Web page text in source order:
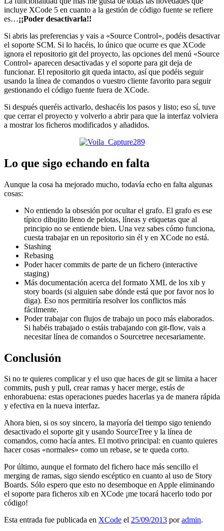
incluye XCode 5 en cuanto a la gestión de código fuente se refiere
es…¡¡Poder desactivarla!!
Si abris las preferencias y vais a «Source Control», podéis desactivar
el soporte SCM. Si lo hacéis, lo único que ocurre es que XCode
ignora el repositorio git del proyecto, las opciones del menú «Source
Control» aparecen desactivadas y el soporte para git deja de
funcionar. El repositorio git queda intacto, así que podéis seguir
usando la línea de comandos o vuestro cliente favorito para seguir
gestionando el código fuente fuera de XCode.
Si después queréis activarlo, deshacéis los pasos y listo; eso sí, tuve
que cerrar el proyecto y volverlo a abrir para que la interfaz volviera
a mostrar los ficheros modificados y añadidos.
Lo que sigo echando en falta
Aunque la cosa ha mejorado mucho, todavía echo en falta algunas
cosas:
No entiendo la obsesión por ocultar el grafo. El grafo es ese
típico dibujito lleno de pelotas, líneas y etiquetas que al
principio no se entiende bien. Una vez sabes cómo funciona,
cuesta trabajar en un repositorio sin él y en XCode no está.
Stashing
Rebasing
Poder hacer commits de parte de un fichero (interactive
staging)
Más documentación acerca del formato XML de los xib y
story boards (si alguien sabe dónde está que por favor nos lo
diga). Eso nos permitiría resolver los conflictos más
fácilmente.
Poder trabajar con flujos de trabajo un poco más elaborados.
Si habéis trabajado o estáis trabajando con git-flow, vais a
necesitar línea de comandos o Sourcetree necesariamente.
Conclusión
Si no te quieres complicar y el uso que haces de git se limita a hacer
commits, push y pull, crear ramas y hacer merge, estás de
enhorabuena: estas operaciones puedes hacerlas ya de manera rápida
y efectiva en la nueva interfaz.
Ahora bien, si os soy sincero, la mayoría del tiempo sigo teniendo
desactivado el soporte git y usando SourceTree y la línea de
comandos, como hacía antes. El motivo principal: en cuanto quieres
hacer cosas «normales» como un rebase, se te queda corto.
Por último, aunque el formato del fichero hace más sencillo el
merging de ramas, sigo siendo escéptico en cuanto al uso de Story
Boards. Sólo espero que esto no desemboque en Apple eliminando
el soporte para ficheros xib en XCode ¡me tocará hacerlo todo por
código!
Esta entrada fue publicada en XCode el 25/09/2013 poradmin.